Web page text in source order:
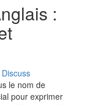
:
Discuss
le nom de
pour exprimer